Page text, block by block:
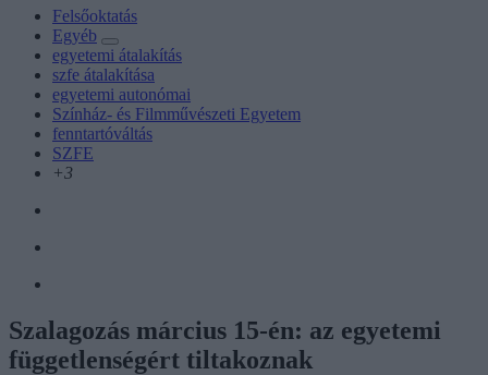
Felsőoktatás
Egyéb
egyetemi átalakítás
szfe átalakítása
egyetemi autonómai
Színház- és Filmművészeti Egyetem
fenntartóváltás
SZFE
+3
Szalagozás március 15-én: az egyetemi
függetlenségért tiltakoznak